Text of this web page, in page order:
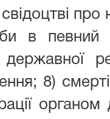
в певний
8)
органом